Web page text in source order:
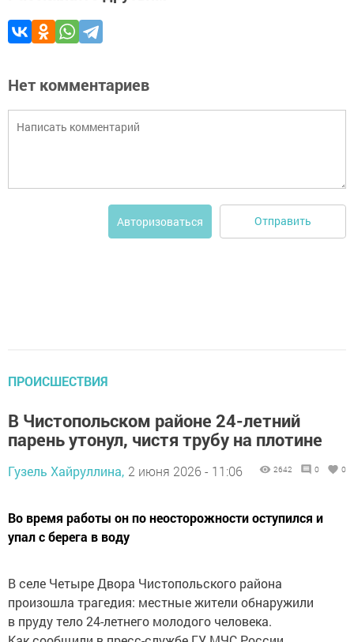
Нет комментариев
Авторизоваться Отправить
ПРОИСШЕСТВИЯ
В Чистопольском районе 24-летний
парень утонул, чистя трубу на плотине
Гузель Хайруллина, 2 июня 2026 - 11:06 2642 0 0
Во время работы он по неосторожности оступился и
упал с берега в воду
В селе Четыре Двора Чистопольского района
произошла трагедия: местные жители обнаружили
в пруду тело 24-летнего молодого человека.